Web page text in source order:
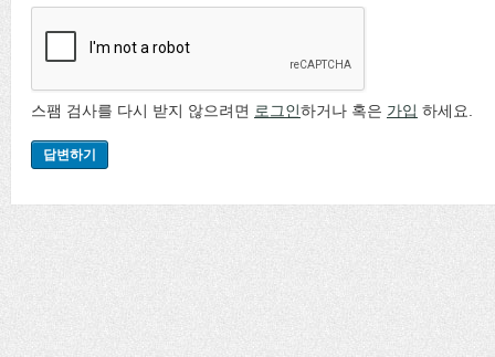
스팸 검사를 다시 받지 않으려면 로그인하거나 혹은 가입 하세요.